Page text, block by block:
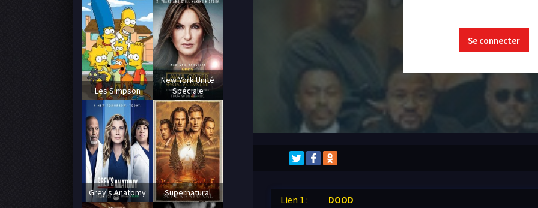
Se connecter
Lien 1 : DOOD
Les Simpson
New York Unité
Spéciale
Grey's Anatomy Supernatural